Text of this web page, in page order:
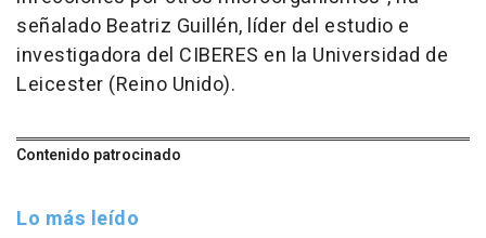
señalado Beatriz Guillén, líder del estudio e
investigadora del CIBERES en la Universidad de
Leicester (Reino Unido).
Contenido patrocinado
Lo más leído